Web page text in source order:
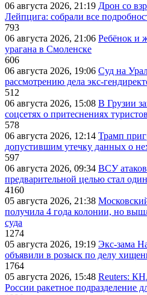
06 августа 2026, 21:19 Дрон со
Лейпцига: собрали все
793
06 августа 2026, 21:06 Ребёнок и
урагана в Смоленске
606
06 августа 2026, 19:06 Суд на
рассмотрению дела экс-
512
06 августа 2026, 15:08 В Грузии
соцсетях о притеснениях
578
06 августа 2026, 12:14 Трамп
допустившим утечку данных о
597
06 августа 2026, 09:34 ВСУ
предварительной целью стал
4160
05 августа 2026, 21:38
получила 4 года колонии, но
суда
1274
05 августа 2026, 19:19 Экс-зама
объявили в розыск по делу
1764
05 августа 2026, 15:48 Reuters:
России ракетное подразделение